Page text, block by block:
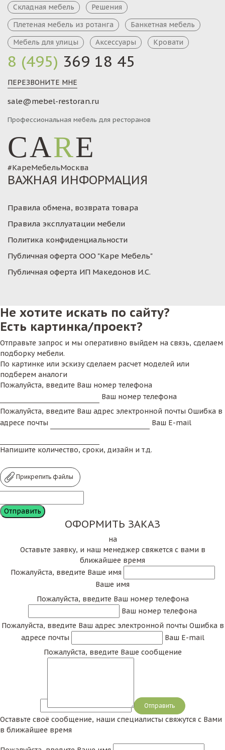
8 (495) 369 18 45
ПЕРЕЗВОНИТЕ МНЕ
sale@mebel-restoran.ru
Профессиональная мебель для ресторанов
CARE
#КареМебельМосква
Складная мебель
Решения
Плетеная мебель из ротанга
Банкетная мебель
Мебель для улицы
Аксессуары Кровати
ВАЖНАЯ ИНФОРМАЦИЯ
Правила обмена, возврата товара
Правила эксплуатации мебели
Политика конфиденциальности
Публичная оферта ООО "Каре Мебель"
Публичная оферта ИП Македонов И.С.
Не хотите искать по сайту?
Есть картинка/проект?
Отправьте запрос и мы оперативно выйдем на связь, сделаем
подборку мебели.
По картинке или эскизу сделаем расчет моделей или
подберем аналоги
Пожалуйста, введите Ваш номер телефона
Ваш номер телефона
Пожалуйста, введите Ваш адрес электронной почты Ошибка в
адресе почты
Ваш E-mail
Напишите количество, сроки, дизайн и т.д.
Прикрепить файлы
ОФОРМИТЬ ЗАКАЗ
на
Оставьте заявку, и наш менеджер свяжется с вами в
ближайшее время
Пожалуйста, введите Ваше имя
Ваше имя
Пожалуйста, введите Ваш номер телефона
Ваш номер телефона
Пожалуйста, введите Ваш адрес электронной почты Ошибка в
адресе почты
Ваш E-mail
Пожалуйста, введите Ваше сообщение
Сообщение
Оставьте своё сообщение, наши специалисты свяжутся с Вами
в ближайшее время